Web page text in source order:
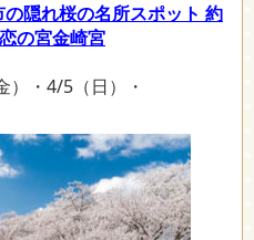
の隠れ桜の名所スポット 約
の宮金崎宮
・4/5（日）・